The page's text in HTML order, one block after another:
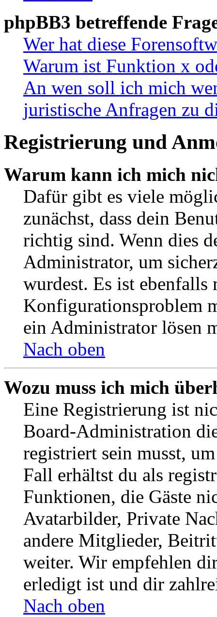
phpBB3 betreffende
Wer hat diese
Warum ist Funktion x
An wen soll ich mich
juristische Anfragen zu
Registrierung und
Warum kann ich mich
Dafür gibt es viele
zunächst, dass dein
richtig sind. Wenn dies
Administrator, um
wurdest. Es ist ebenfalls
Konfigurationsproblem
ein Administrator lösen
Nach oben
Wozu muss ich mich
Eine Registrierung ist
Board-Administration
registriert sein musst,
Fall erhältst du als
Funktionen, die Gäste
Avatarbilder, Private
andere Mitglieder,
weiter. Wir empfehlen
erledigt ist und dir
Nach oben